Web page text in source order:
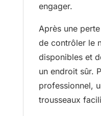
engager.
Après une
de contrôler le
disponibles et
un endroit sûr.
professionnel,
trousseaux